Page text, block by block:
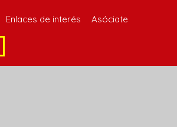
Enlaces de interés Asóciate